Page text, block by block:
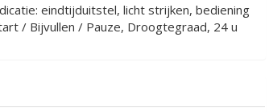
eindtijduitstel, licht strijken, bediening
/ Bijvullen / Pauze, Droogtegraad, 24 u